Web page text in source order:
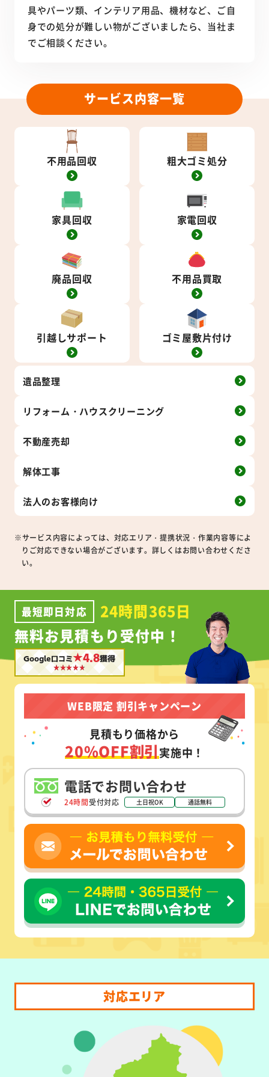
具やパーツ類、インテリア用品、機材など、ご自
身での処分が難しい物がございましたら、当社ま
でご相談ください。
サービス内容一覧
不用品回収 粗大ゴミ処分
家具回収 家電回収
廃品回収 不用品買取
引越しサポート ゴミ屋敷片付け
遺品整理
リフォーム・ ハウスクリーニング
不動産売却
解体工事
法人のお客様向け
※サービス内容によっては、対応エリア・提携状況・作業内容等によ
りご対応できない場合がございます。詳しくはお問い合わせくださ
い。
最短即日対応
24時間365日
無料お見積もり受付中！
Google口コミ★4.8獲得
WEB限定 割引キャンペーン
見積もり価格から
20%OFF割引実施中！
電話でお問い合わせ
24時間受付対応 土日祝OK 通話無料
対応エリア